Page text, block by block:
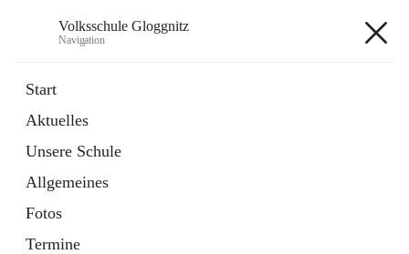
Volksschule Gloggnitz
Navigation
Start
Aktuelles
Unsere Schule
Allgemeines
Fotos
Termine
Seite
in
Tab
Elternverein
öffnet
in
neuem
Tab